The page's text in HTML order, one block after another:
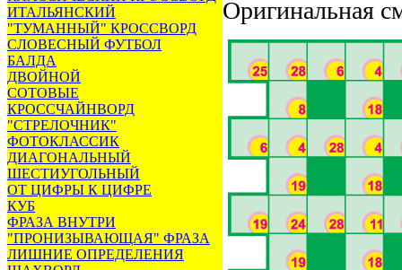
ИТАЛЬЯНСКИЙ
"ТУМАННЫЙ" КРОССВОРД
СЛОВЕСНЫЙ ФУТБОЛ
БАЛДА
ДВОЙНОЙ
СОТОВЫЕ
КРОССЧАЙНВОРД
"СТРЕЛОЧНИК"
ФОТОКЛАССИК
ДИАГОНАЛЬНЫЙ
ШЕСТИУГОЛЬНЫЙ
ОТ ЦИФРЫ К ЦИФРЕ
КУБ
ФРАЗА ВНУТРИ
"ПРОНИЗЫВАЮЩАЯ" ФРАЗА
ЛИШНИЕ ОПРЕДЕЛЕНИЯ
Оригинальная